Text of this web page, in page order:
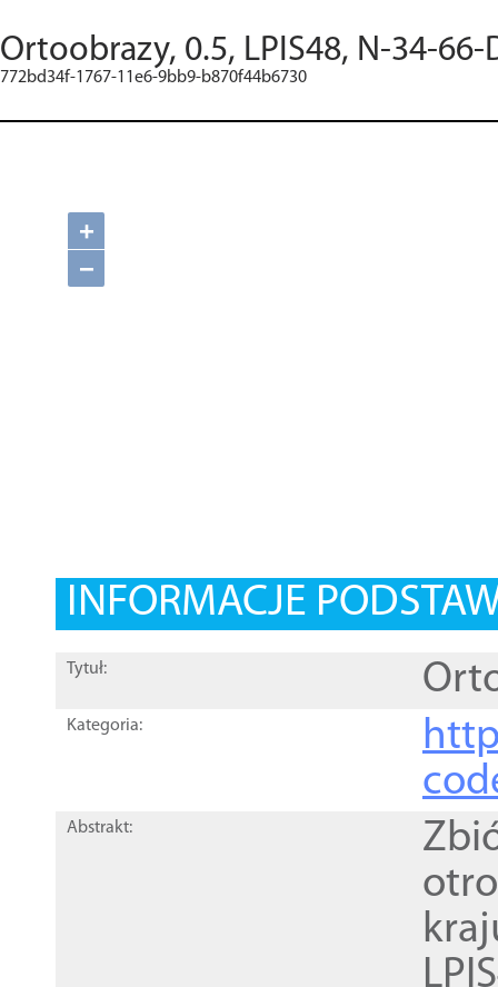
Ortoobrazy, 0.5, LPIS48, N-34-
772bd34f-1767-11e6-9bb9-b870f44b6730
+
−
INFORMACJE
Tytuł:
Kategoria:
Abstrakt: